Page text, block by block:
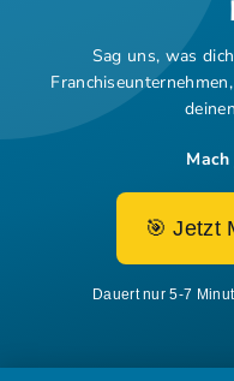
Sag uns, was
Franchiseunternehmen,
🎯 Jetzt
Dauert nur 5-7